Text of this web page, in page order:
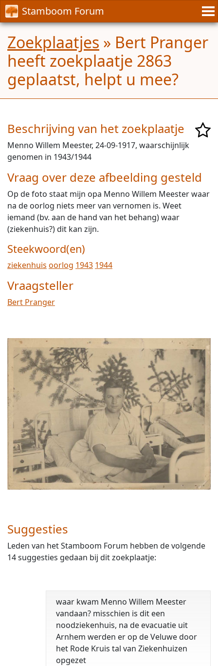
Stamboom Forum
Zoekplaatjes » Bert Pranger
heeft zoekplaatje 2863
geplaatst, helpt u mee?
Beschrijving van het zoekplaatje
Menno Willem Meester, 24-09-1917, waarschijnlijk
genomen in 1943/1944
Vraag over deze afbeelding gesteld
Op de foto staat mijn opa Menno Willem Meester waar
na de oorlog niets meer van vernomen is. Weet
iemand (bv. aan de hand van het behang) waar
(ziekenhuis?) dit kan zijn.
Steekwoord(en)
ziekenhuis oorlog 1943 1944
Vraagsteller
Bert Pranger
Suggesties
Leden van het Stamboom Forum hebben de volgende
14 suggesties gedaan bij dit zoekplaatje:
waar kwam Menno Willem Meester
vandaan? misschien is dit een
noodziekenhuis, na de evacuatie uit
Arnhem werden er op de Veluwe door
het Rode Kruis tal van Ziekenhuizen
opgezet